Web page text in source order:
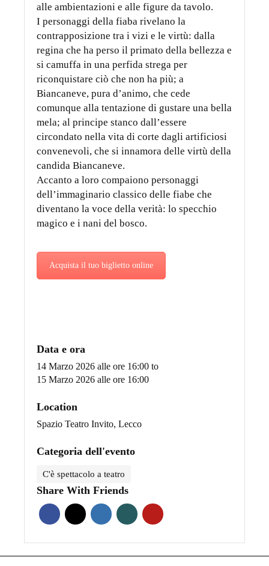
alle ambientazioni e alle figure da tavolo.
I personaggi della fiaba rivelano la
contrapposizione tra i vizi e le virtù: dalla
regina che ha perso il primato della bellezza e
si camuffa in una perfida strega per
riconquistare ciò che non ha più; a
Biancaneve, pura d’animo, che cede
comunque alla tentazione di gustare una bella
mela; al principe stanco dall’essere
circondato nella vita di corte dagli artificiosi
convenevoli, che si innamora delle virtù della
candida Biancaneve.
Accanto a loro compaiono personaggi
dell’immaginario classico delle fiabe che
diventano la voce della verità: lo specchio
magico e i nani del bosco.
Acquista il tuo biglietto online
Data e ora
14 Marzo 2026 alle ore 16:00to
15 Marzo 2026 alle ore 16:00
Location
Spazio Teatro Invito, Lecco
Categoria dell'evento
C'è spettacolo a teatro
Share With Friends